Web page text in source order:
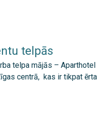
telpās
telpa mājās –
centrā, kas ir tikpat ērta